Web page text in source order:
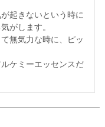
起きないという時に
がします。
無気力な時に、ピッ
ケミーエッセンスだ